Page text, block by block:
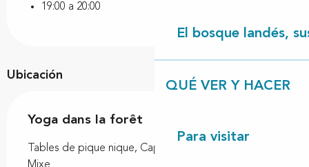
El bosque landés,
QUÉ VER Y HACER
Para visitar
19:00 a 20:00
Ubicación
Yoga dans la forêt
Tables de pique nique, Cap de l'Homy, 40170 Lit-et-
Mixe